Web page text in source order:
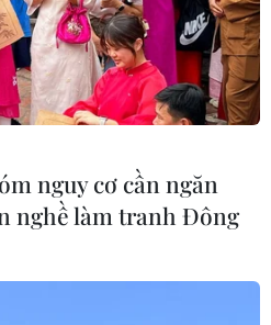
thêm
VIỆT NAM
DUẨN
nguy cơ cần ngăn
nghề làm tranh Đông